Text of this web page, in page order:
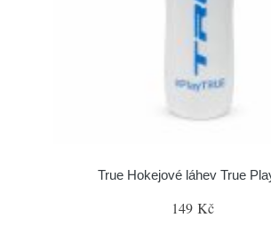
True Hokejové láhev True
149 Kč